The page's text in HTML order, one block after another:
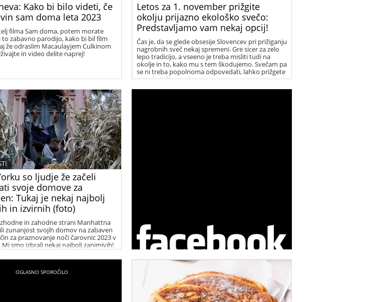
Kako bi bilo videti, če
sam doma leta 2023
filma Sam doma, potem morate
zabavno parodijo, kako bi bil film
že odraslim Macaulayjem Culkinom
in video delite naprej!
Letos za 1. november prižgite
okolju prijazno ekološko svečo:
Predstavljamo vam nekaj opcij!
Čas je, da se glede obsesije Slovencev pri prižiganju
nagrobnih sveč nekaj spremeni. Gre sicer za zelo
lepo tradicijo, a vseeno je treba misliti tudi na
okolje in to, kako mu s tem škodujemo. Svečam pa
se ni treba popolnoma odpovedati, lahko prižgete
raje ekološko svečo.
so ljudje že začeli
svoje domove za
Tukaj je nekaj najbolj
in izvirnih (foto)
in zahodne strani Manhattna
zunanjost svojih domov na zabaven
za praznovanje noči čarovnic 2023 v
Mi smo izbrali nekaj najbolj zanimivih!